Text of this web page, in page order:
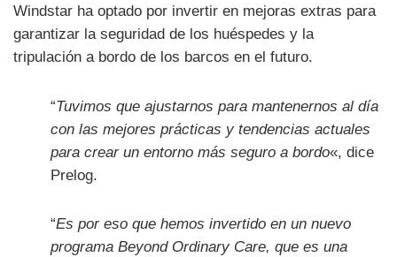
Windstar ha optado por invertir en mejoras extras para
garantizar la seguridad de los huéspedes y la
tripulación a bordo de los barcos en el futuro.
“Tuvimos que ajustarnos para mantenernos al día
con las mejores prácticas y tendencias actuales
para crear un entorno más seguro a bordo«, dice
Prelog.
“Es por eso que hemos invertido en un nuevo
programa Beyond Ordinary Care, que es una